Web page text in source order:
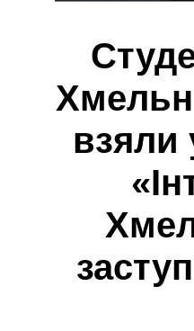
взяли